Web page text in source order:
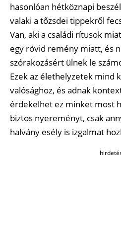
hasonlóan hétköznapi
valaki a tőzsdei tippekről
Van, aki a családi rítusok
egy rövid remény miatt, és
szórakozásért ülnek le
Ezek az élethelyzetek mind
valósághoz, és adnak
érdekelhet ez minket most
biztos nyereményt, csak
halvány esély is izgalmat